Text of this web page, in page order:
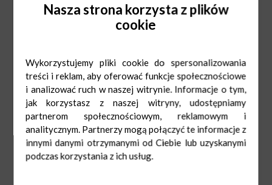
Wydarzeniu partneruje Fundacja Czerwony Krakowiak.
Nasza strona korzysta z plików
cookie
Wykorzystujemy pliki cookie do spersonalizowania
treści i reklam, aby oferować funkcje społecznościowe
i analizować ruch w naszej witrynie. Informacje o tym,
jak korzystasz z naszej witryny, udostępniamy
partnerom społecznościowym, reklamowym i
analitycznym. Partnerzy mogą połączyć te informacje z
innymi danymi otrzymanymi od Ciebie lub uzyskanymi
podczas korzystania z ich usług.